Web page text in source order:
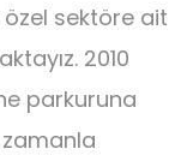
özel sektöre ait
2010
parkuruna